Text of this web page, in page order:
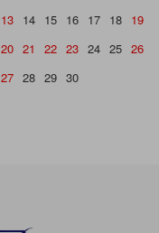
13 14 15 16 17 18 19
20 21 22 23 24 25 26
27 28 29 30